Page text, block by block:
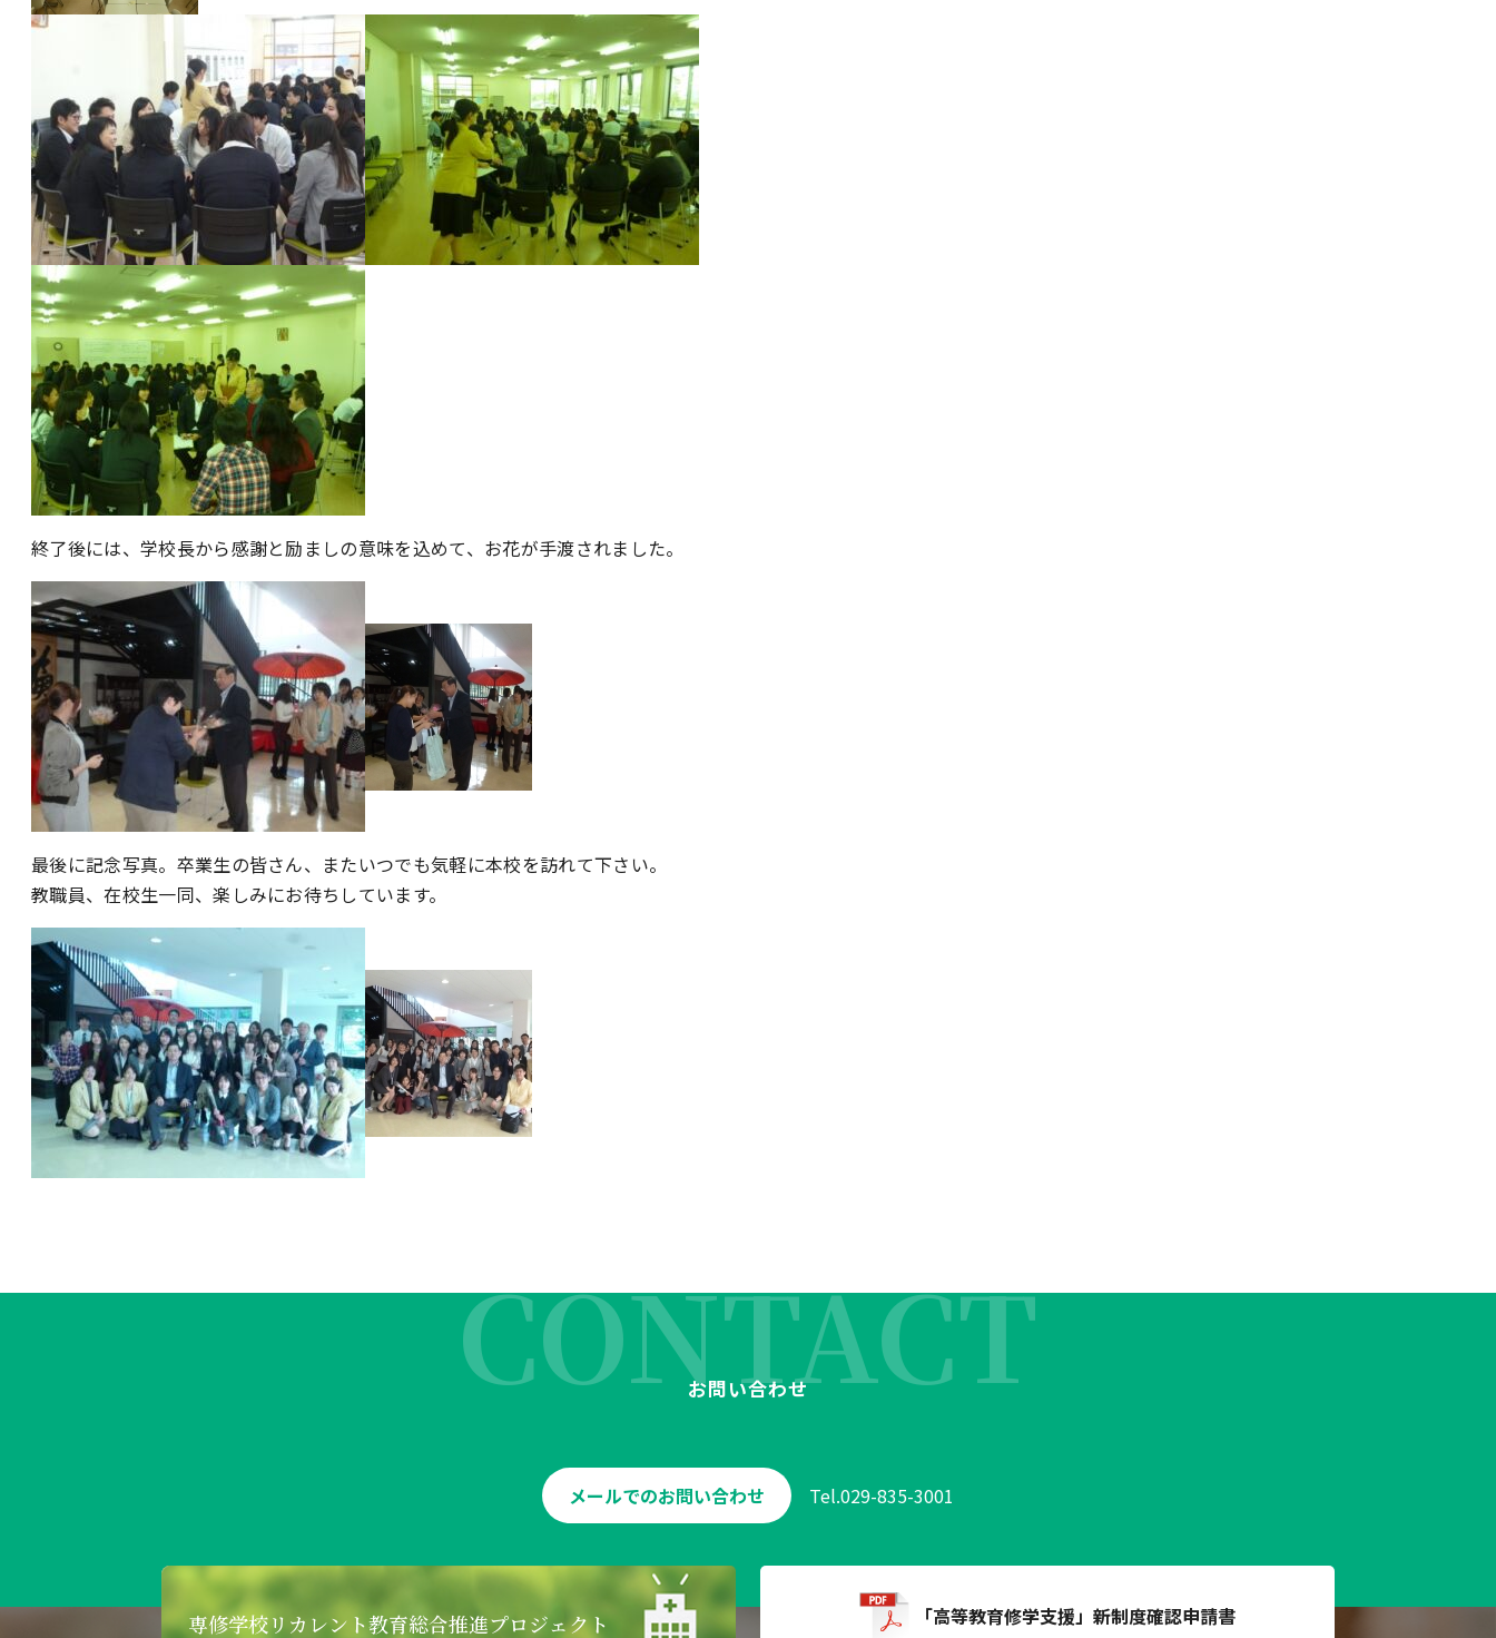
終了後には、学校長から感謝と励ましの意味を込めて、お花が手渡されました。
最後に記念写真。卒業生の皆さん、またいつでも気軽に本校を訪れて下さい。
教職員、在校生一同、楽しみにお待ちしています。
CONTACT
お問い合わせ
メールでのお問い合わせ Tel.029-835-3001
専修学校リカレント教育総合推進プロジェクト 「高等教育修学支援」 新制度確認申請書